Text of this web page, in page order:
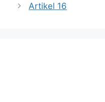
Artikel 16